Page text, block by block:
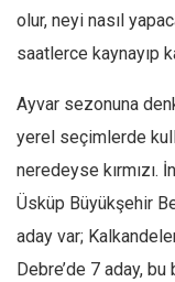
olur, neyi nasıl
saatlerce kaynayıp
Ayvar sezonuna
yerel seçimlerde
neredeyse kırmızı.
Üsküp Büyükşehir
aday var;
Debre’de 7 aday,